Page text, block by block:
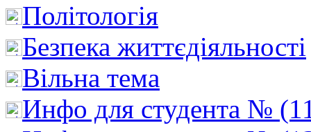
Політологія
Безпека життєдіяльності
Вільна тема
Инфо для студента №